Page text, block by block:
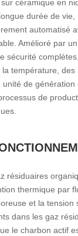
céramique en
durée de
automatisé
Amélioré par
sécurité
température,
de
de
résiduaires
thermique par
et la
dans les gaz
le charbon actif